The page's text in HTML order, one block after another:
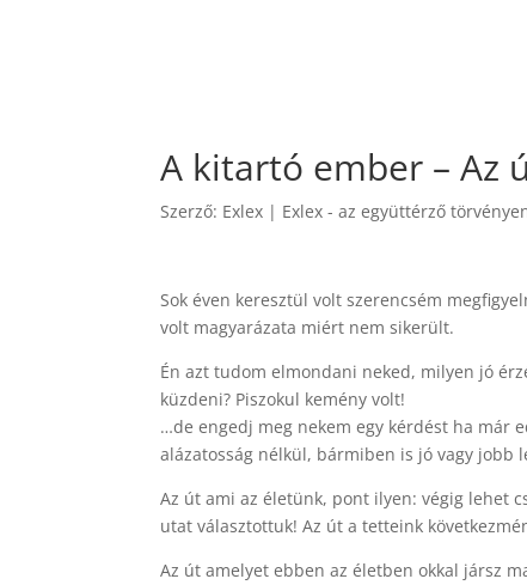
A kitartó ember – Az
Szerző: Exlex | Exlex - az együttérző
Sok éven keresztül volt szerencsém
volt magyarázata miért nem sikerült.
Én azt tudom elmondani neked, milyen jó
küzdeni? Piszokul kemény volt!
…de engedj meg nekem egy kérdést ha már
alázatosság nélkül, bármiben is jó vagy jobb
Az út ami az életünk, pont ilyen: végig lehet
utat választottuk! Az út a tetteink
Az út amelyet ebben az életben okkal jársz